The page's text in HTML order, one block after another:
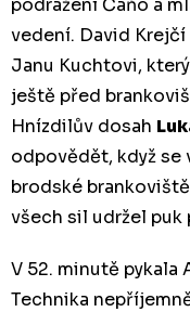
podrážení Čaňo a
vedení. David
Janu Kuchtovi,
ještě před
Hnízdilův dosah
odpovědět, když
brodské
všech sil udržel puk
V 52. minutě pykala
Technika